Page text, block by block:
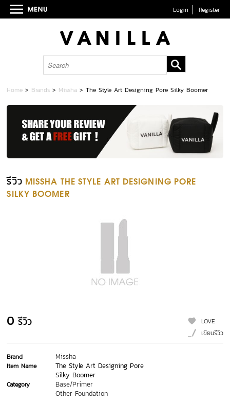
Login Register
Home > Brands > Missha >The Style Art Designing Pore Silky Boomer
รีวิว MISSHA THE STYLE ART DESIGNING PORE
SILKY BOOMER
0 รีวิว
LOVE
เขียนรีวิว
Brand Missha
Item Name
The Style Art Designing Pore
Silky Boomer
Category
Base/Primer
Other Foundation